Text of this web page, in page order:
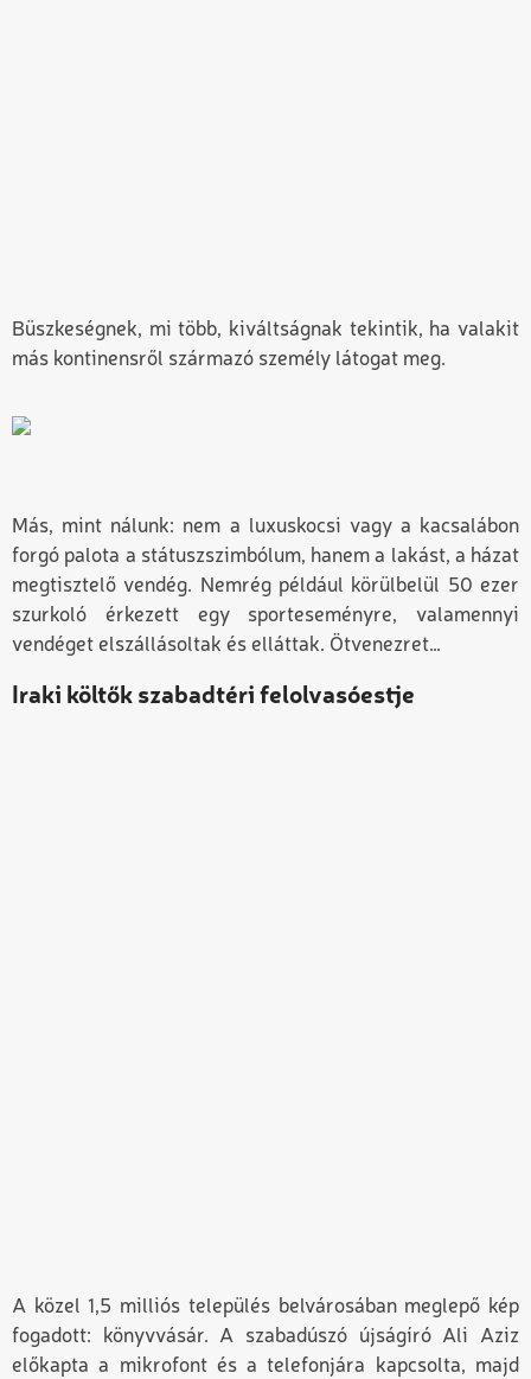
Büszkeségnek, mi több, kiváltságnak tekintik, ha valakit
más kontinensről származó személy látogat meg.
Más, mint nálunk: nem a luxuskocsi vagy a kacsalábon
forgó palota a státuszszimbólum, hanem a lakást, a házat
megtisztelő vendég. Nemrég például körülbelül 50 ezer
szurkoló érkezett egy sporteseményre, valamennyi
vendéget elszállásoltak és elláttak. Ötvenezret…
Iraki költők szabadtéri felolvasóestje
A közel 1,5 milliós település belvárosában meglepő kép
fogadott: könyvvásár. A szabadúszó újságíró Ali Aziz
előkapta a mikrofont és a telefonjára kapcsolta, majd